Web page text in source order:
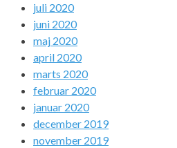
juli 2020
juni 2020
maj 2020
april 2020
marts 2020
februar 2020
januar 2020
december 2019
november 2019